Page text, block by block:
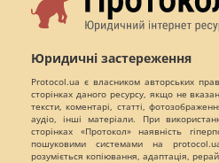
Юридичні застереження
Protocol.ua є власником авторських
сторінках даного ресурсу, якщо не
тексти, коментарі, статті,
аудіо, інші матеріали. При
сторінках «Протокол» наявність
пошуковими системами на
розуміється копіювання, адаптація,